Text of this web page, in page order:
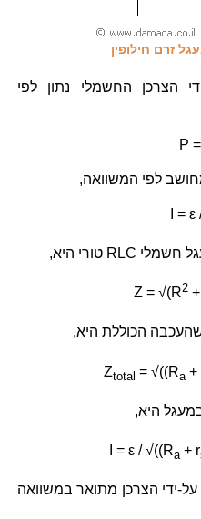
זרם חילופין
הצרכן החשמלי נתון לפי
P = I
I =
RLC טורי היא,
Z = √(R2
הכוללת היא,
Ztotal = √((Ra +
היא,
I = ε / √((Ra + r
ידי הצרכן מתואר במשוואה